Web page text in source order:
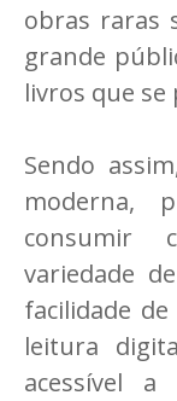
obras raras
grande
livros que
Sendo
moderna,
consumir
variedade
facilidade
leitura
acessível